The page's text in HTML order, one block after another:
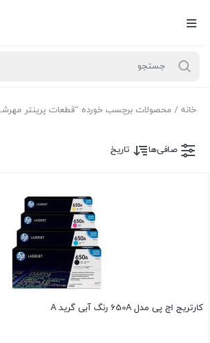
خانه / محصولات برچسب خورده “قطعات پرینتر
صافی‌ها تاریخ
کارتریج اچ پی مدل 650A رنگ آبی گرید A